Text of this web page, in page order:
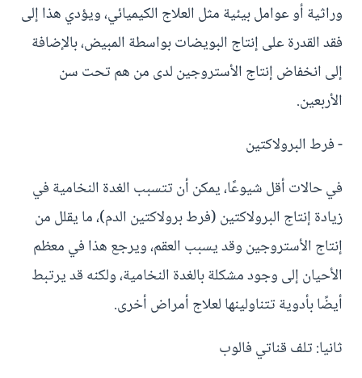
وراثية أو عوامل بيئية مثل العلاج الكيميائي، ويؤدي هذا إلى
فقد القدرة على إنتاج البويضات بواسطة المبيض، بالإضافة
إلى انخفاض إنتاج الأستروجين لدى من هم تحت سن
الأربعين.
- فرط البرولاكتين
في حالات أقل شيوعًا، يمكن أن تتسبب الغدة النخامية في
زيادة إنتاج البرولاكتين (فرط برولاكتين الدم)، ما يقلل من
إنتاج الأستروجين وقد يسبب العقم، ويرجع هذا في معظم
الأحيان إلى وجود مشكلة بالغدة النخامية، ولكنه قد يرتبط
أيضًا بأدوية تتناولينها لعلاج أمراض أخرى.
ثانيا: تلف قناتي فالوب